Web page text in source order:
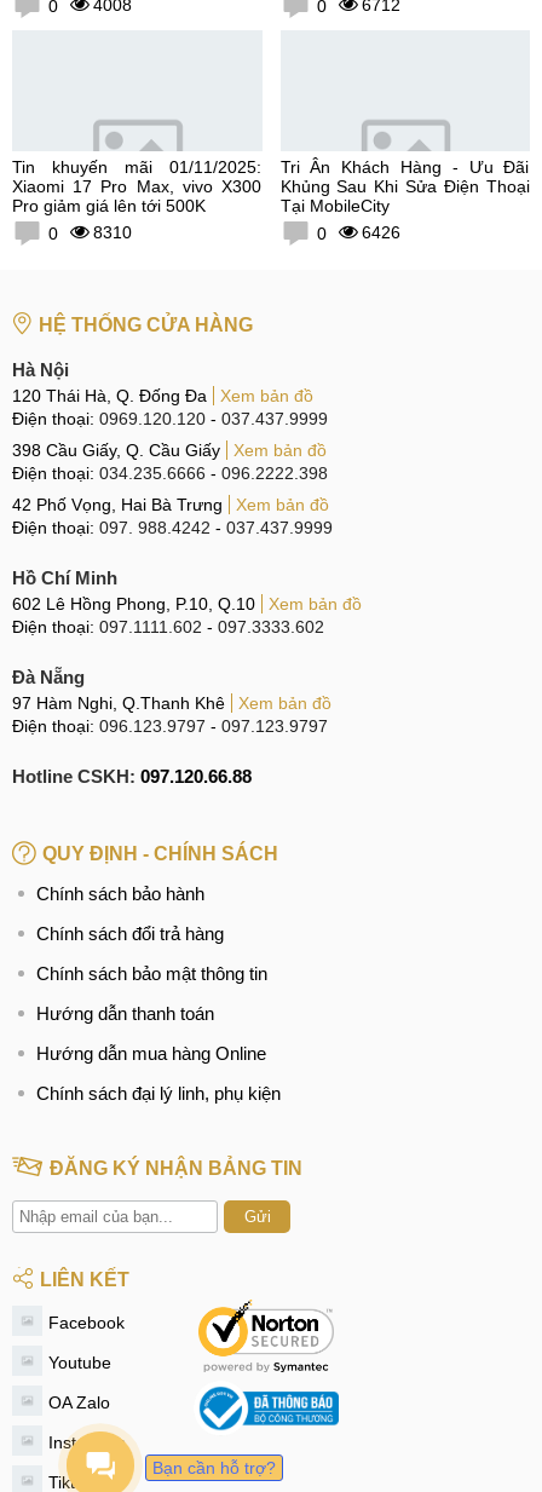
0 4008
0
6712
Tin khuyến mãi 01/11/2025:
Xiaomi 17 Pro Max, vivo X300
Pro giảm giá lên tới 500K
0
8310
Tri Ân Khách Hàng - Ưu Đãi
Khủng Sau Khi Sửa Điện Thoại
Tại MobileCity
0
6426
HỆ THỐNG CỬA HÀNG
Hà Nội
120 Thái Hà, Q. Đống Đa
Xem bản đồ
Điện thoại: 0969.120.120 - 037.437.9999
398 Cầu Giấy, Q. Cầu Giấy
Xem bản đồ
Điện thoại: 034.235.6666 - 096.2222.398
42 Phố Vọng, Hai Bà Trưng
Xem bản đồ
Điện thoại: 097. 988.4242 - 037.437.9999
Hồ Chí Minh
602 Lê Hồng Phong, P.10, Q.10
Xem bản đồ
Điện thoại: 097.1111.602 - 097.3333.602
Đà Nẵng
97 Hàm Nghi, Q.Thanh Khê
Xem bản đồ
Điện thoại: 096.123.9797 - 097.123.9797
Hotline CSKH: 097.120.66.88
QUY ĐỊNH - CHÍNH SÁCH
Chính sách bảo hành
Chính sách đổi trả hàng
Chính sách bảo mật thông tin
Hướng dẫn thanh toán
Hướng dẫn mua hàng Online
Chính sách đại lý linh, phụ kiện
ĐĂNG KÝ NHẬN BẢNG TIN
Gửi
LIÊN KẾT
Facebook
Youtube
OA Zalo
Instagram
Tiktok
Bạn cần hỗ trợ?